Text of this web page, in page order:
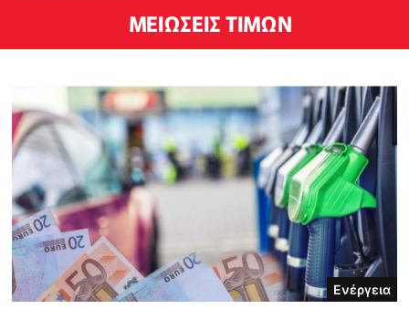
ΜΕΙΏΣΕΙΣ ΤΙΜΏΝ
Ενέργεια